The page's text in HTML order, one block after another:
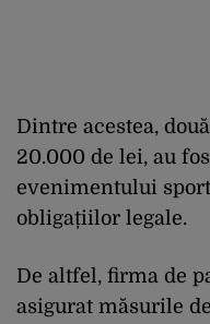
Dintre acestea,
20.000 de lei, au
evenimentului
obligațiilor legale.
De altfel, firma de
asigurat măsurile